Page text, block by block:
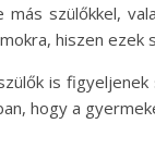
szülőkkel,
hiszen
is
hogy a